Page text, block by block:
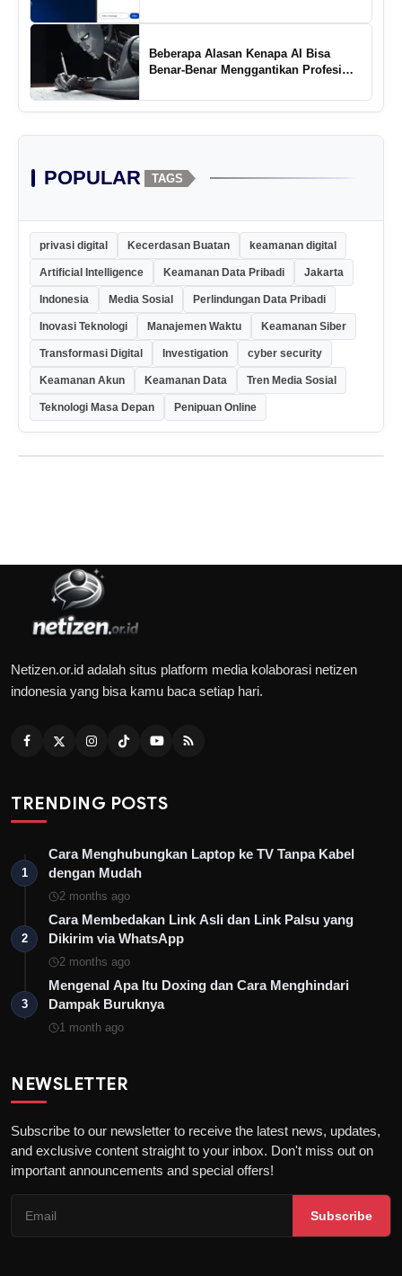
Beberapa Alasan Kenapa AI Bisa
Benar-Benar Menggantikan Profesi
POPULAR TAGS
privasi digital Kecerdasan Buatan keamanan digital
Artificial Intelligence Keamanan Data Pribadi Jakarta
Indonesia Media Sosial Perlindungan Data Pribadi
Inovasi Teknologi Manajemen Waktu Keamanan Siber
Transformasi Digital Investigation cyber security
Keamanan Akun Keamanan Data Tren Media Sosial
Teknologi Masa Depan Penipuan Online
Netizen.or.id adalah situs platform media kolaborasi netizen
indonesia yang bisa kamu baca setiap hari.
TRENDING POSTS
1
Cara Menghubungkan Laptop ke TV Tanpa Kabel
dengan Mudah
2 months ago
2
Cara Membedakan Link Asli dan Link Palsu yang
Dikirim via WhatsApp
2 months ago
3
Mengenal Apa Itu Doxing dan Cara Menghindari
Dampak Buruknya
1 month ago
NEWSLETTER
Subscribe to our newsletter to receive the latest news, updates,
and exclusive content straight to your inbox. Don't miss out on
important announcements and special offers!
Subscribe